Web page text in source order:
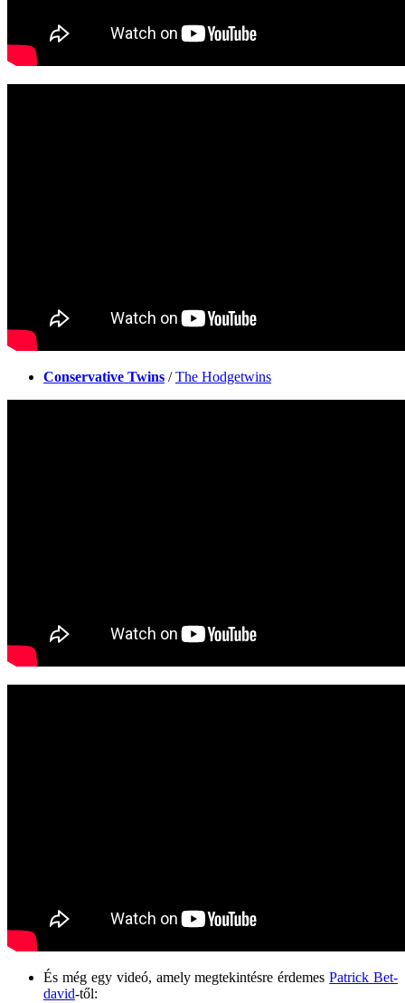
Conservative Twins /The Hodgetwins
És még egy videó, amely megtekintésre érdemesPatrick Bet-
david-től: